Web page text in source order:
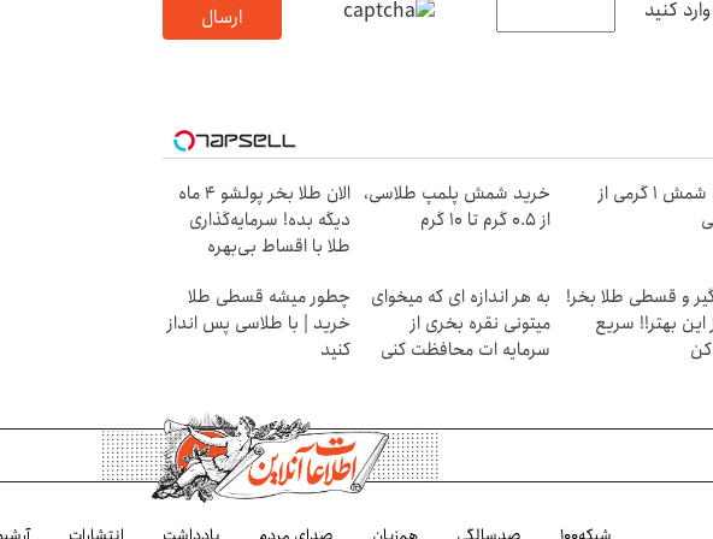
کنید ارسال
خرید شمش 1 گرمی از
خرید شمش پلمپ طلاسی،
از ۰.۵ گرم تا ۱۰ گرم
الان طلا بخر پولشو 4 ماه
دیگه بده! سرمایه‌گذاری
طلا با اقساط بی‌بهره
و قسطی طلا بخر!
این بهتر!! سریع
کن
به هر اندازه ای که میخوای
میتونی نقره بخری از
سرمایه ات محافظت کنی
چطور میشه قسطی طلا
خرید | با طلاسی پس انداز
کنید